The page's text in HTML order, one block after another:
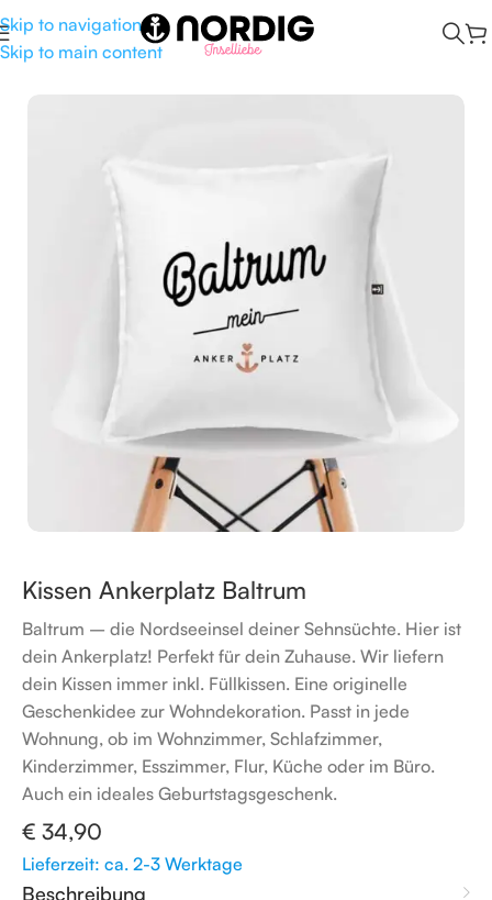
Skip to navigation
Skip to main content
Start /Maritime Deko/ Kissen
Kissen Ankerplatz Baltrum
Baltrum – die Nordseeinsel deiner Sehnsüchte. Hier ist
dein Ankerplatz! Perfekt für dein Zuhause. Wir liefern
dein Kissen immer inkl. Füllkissen. Eine originelle
Geschenkidee zur Wohndekoration. Passt in jede
Wohnung, ob im Wohnzimmer, Schlafzimmer,
Kinderzimmer, Esszimmer, Flur, Küche oder im Büro.
Auch ein ideales Geburtstagsgeschenk.
€ 34,90
Lieferzeit: ca. 2-3 Werktage
Beschreibung